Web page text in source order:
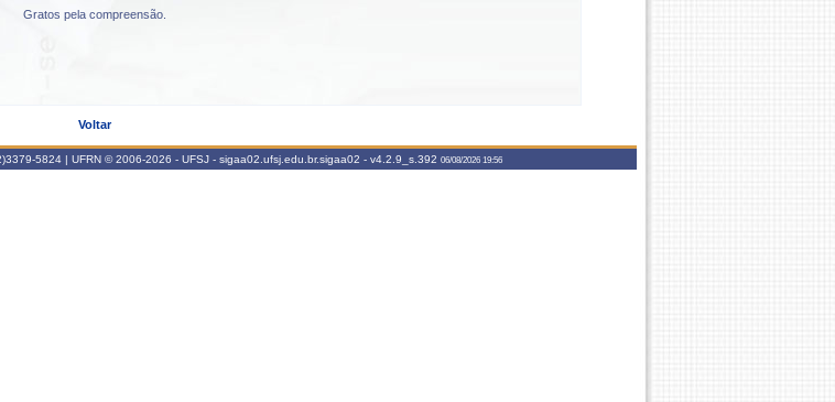
Gratos pela compreensão.
Voltar
5824 | UFRN © 2006-2026 - UFSJ - sigaa02.ufsj.edu.br.sigaa02 - v4.2.9_s.392 06/08/2026 19:56